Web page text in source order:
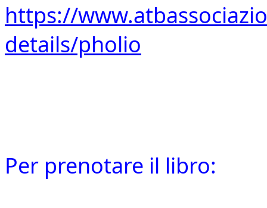
https://
details/pholio
Per prenotare il libro: